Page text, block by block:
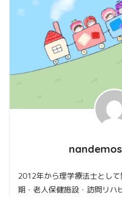
2012年から理学療法士とし
期・老人保健施設・訪問リハ